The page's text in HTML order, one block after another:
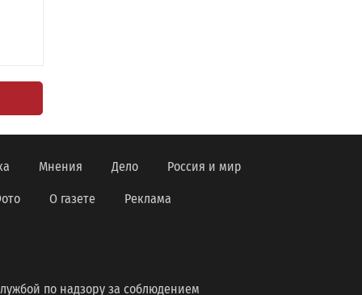
Мнения Дело Россия и мир
О газете Реклама
по надзору за соблюдением